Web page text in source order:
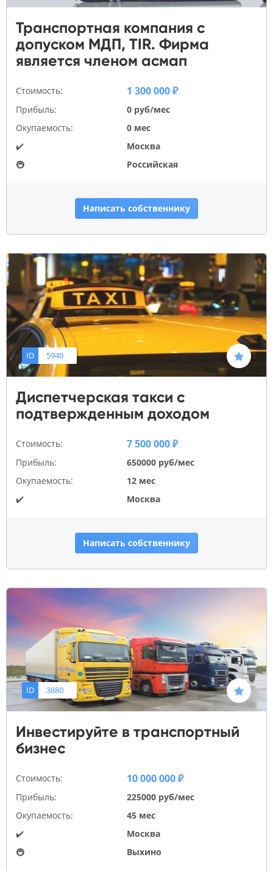
Транспортная компания с
допуском МДП, TIR. Фирма
является членом асмап
Стоимость: 1 300 000 ₽
Прибыль:
0 руб/мес
Окупаемость:
0 мес
✔️
Москва
🚇
Российская
Написать собственнику
ID 5940
Диспетчерская такси с
подтвержденным доходом
Стоимость: 7 500 000 ₽
Прибыль:
650000 руб/мес
Окупаемость:
12 мес
✔️
Москва
Написать собственнику
ID 3880
Инвестируйте в транспортный
бизнес
Стоимость: 10 000 000 ₽
Прибыль:
225000 руб/мес
Окупаемость:
45 мес
✔️
Москва
🚇
Выхино